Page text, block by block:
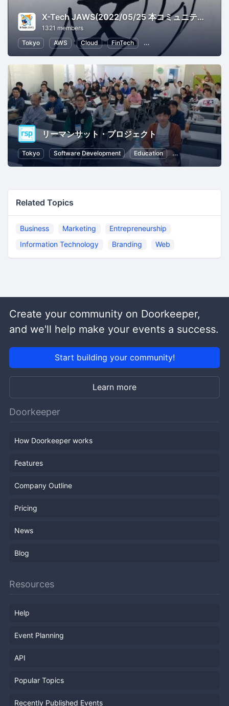
X-Tech JAWS(2022/05/25 本コミュニティはクローズしました。いままでご参加ありがとうございました。)
1321 members
Tokyo
AWS Cloud FinTech Information Systems
リーマンサット・プロジェクト
Tokyo Software Development Education Professional
Related Topics
Business Marketing
Entrepreneurship
Information Technology
Branding Web
Create your community on Doorkeeper,
and we'll help make your events a success.
Start building your community!
Learn more
Doorkeeper
How Doorkeeper works
Features
Company Outline
Pricing
News
Blog
Resources
Help
Event Planning
API
Popular Topics
Recently Published Events